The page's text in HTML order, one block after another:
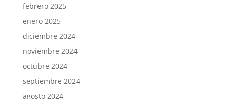
febrero 2025
enero 2025
diciembre 2024
noviembre 2024
octubre 2024
septiembre 2024
agosto 2024